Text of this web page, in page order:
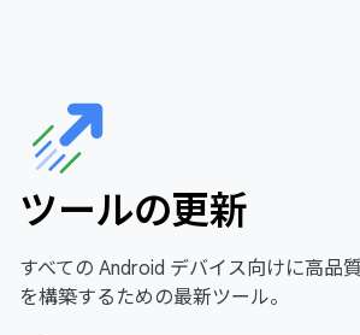
ツールの更新
すべての Android デバイス向けに高品
を構築するための最新ツール。